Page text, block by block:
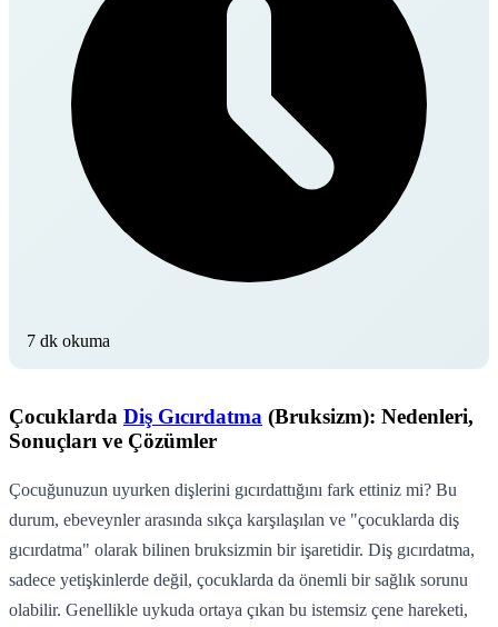
7 dk okuma
Çocuklarda Diş Gıcırdatma (Bruksizm): Nedenleri,
Sonuçları ve Çözümler
Çocuğunuzun uyurken dişlerini gıcırdattığını fark ettiniz mi? Bu
durum, ebeveynler arasında sıkça karşılaşılan ve "çocuklarda diş
gıcırdatma" olarak bilinen bruksizmin bir işaretidir. Diş gıcırdatma,
sadece yetişkinlerde değil, çocuklarda da önemli bir sağlık sorunu
olabilir. Genellikle uykuda ortaya çıkan bu istemsiz çene hareketi,